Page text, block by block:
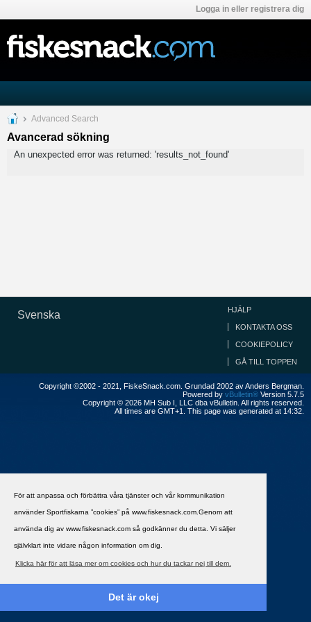
För att anpassa och förbättra våra tjänster och vår kommunikation
använder Sportfiskarna ”cookies” på www.fiskesnack.com.Genom att
använda dig av www.fiskesnack.com så godkänner du detta. Vi säljer
självklart inte vidare någon information om dig.
Klicka här för att läsa mer om cookies och hur du tackar nej till dem.
Det är okej
Logga in eller registrera dig
Advanced Search
Avancerad sökning
An unexpected error was returned: 'results_not_found'
Svenska HJÄLP
KONTAKTA OSS
COOKIEPOLICY
GÅ TILL TOPPEN
Copyright ©2002 - 2021, FiskeSnack.com. Grundad 2002 av Anders Bergman.
Powered by vBulletin® Version 5.7.5
Copyright © 2026 MH Sub I, LLC dba vBulletin. All rights reserved.
All times are GMT+1. This page was generated at 14:32.